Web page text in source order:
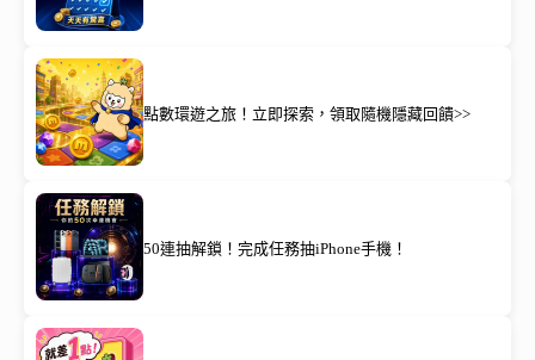
點數環遊之旅！立即探索，領取隨機隱藏回饋>>
50連抽解鎖！完成任務抽iPhone手機！